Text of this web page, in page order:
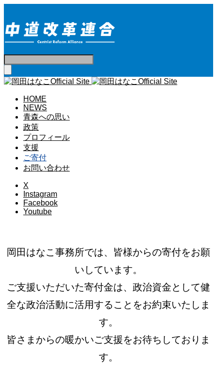
HOME
NEWS
青森への思い
政策
プロフィール
支援
ご寄付
お問い合わせ
X
Instagram
Facebook
Youtube
岡田はなこ事務所では、皆様からの寄付をお願
いしています。
ご支援いただいた寄付金は、政治資金として健
全な政治活動に活用することをお約束いたしま
す。
皆さまからの暖かいご支援をお待ちしておりま
す。